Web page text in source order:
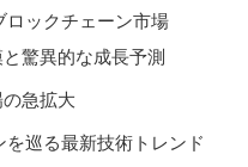
ロックチェーン市場
驚異的な成長予測
急拡大
を巡る最新技術トレンド